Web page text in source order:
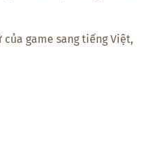
của game sang tiếng Việt,